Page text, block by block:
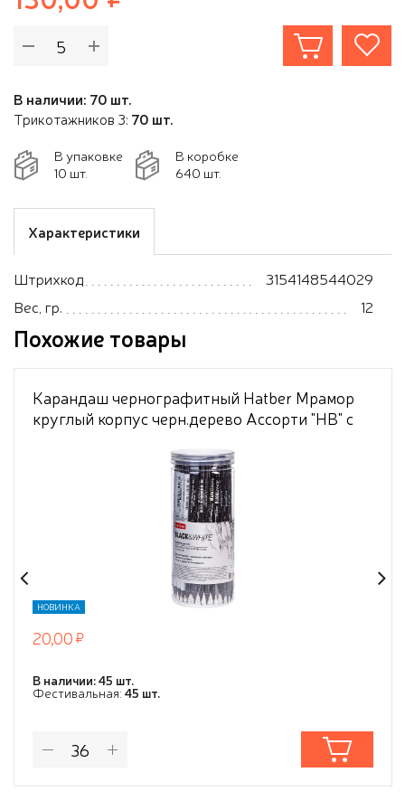
В наличии: 70 шт.
Трикотажников 3: 70 шт.
В упаковке
10 шт.
В коробке
640 шт.
Характеристики
Штрихкод
3154148544029
Вес, гр.
12
Похожие товары
Карандаш чернографитный Hatber Мрамор
круглый корпус черн.дерево Ассорти "HB" с
НОВИНКА
20,00
В наличии: 45 шт.
Фестивальная: 45 шт.